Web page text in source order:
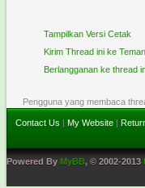
Tampilkan Versi Cetak
Kirim Thread ini ke Teman
Berlangganan ke thread
Pengguna yang membaca
Contact Us | My Website |
Powered By MyBB, © 2002-2013